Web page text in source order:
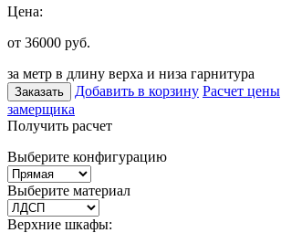
Цена:
от 36000 руб.
за метр в длину верха и низа гарнитура
Заказать Добавить в корзину Расчет цены
замерщика
Получить расчет
Выберите конфигурацию
Выберите материал
Верхние шкафы: